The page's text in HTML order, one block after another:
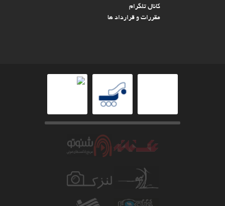
کانال تلگرام
مقررات و قرارداد ها